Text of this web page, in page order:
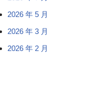
2026 年 5 月
2026 年 3 月
2026 年 2 月